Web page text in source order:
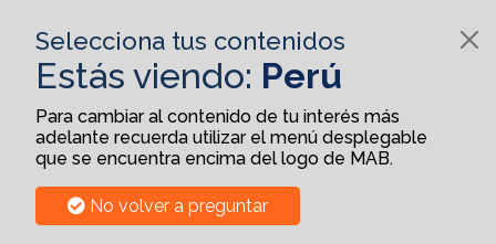
Selecciona tus contenidos
Estás viendo: Perú
Para cambiar al contenido de tu interés más
adelante recuerda utilizar el menú desplegable
que se encuentra encima del logo de MAB.
No volver a preguntar